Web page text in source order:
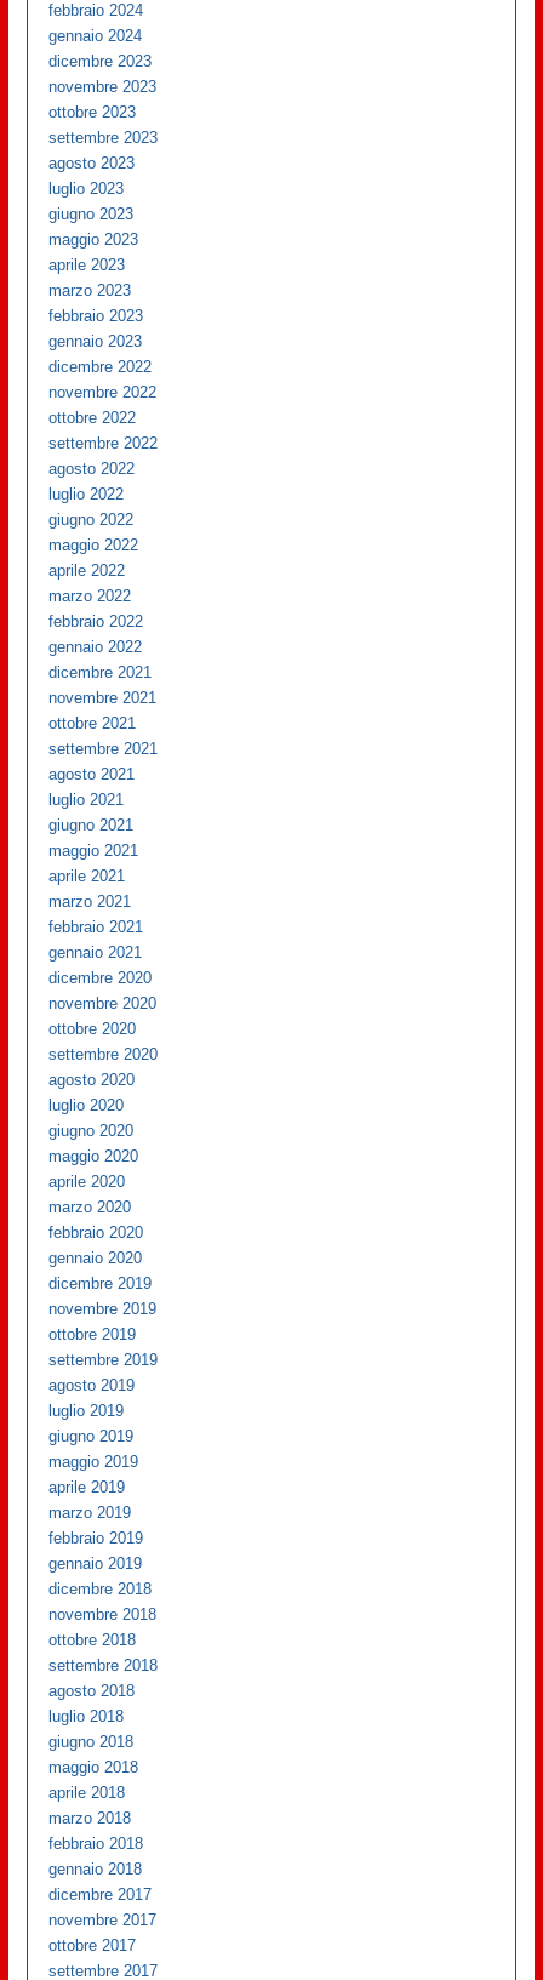
febbraio 2024
gennaio 2024
dicembre 2023
novembre 2023
ottobre 2023
settembre 2023
agosto 2023
luglio 2023
giugno 2023
maggio 2023
aprile 2023
marzo 2023
febbraio 2023
gennaio 2023
dicembre 2022
novembre 2022
ottobre 2022
settembre 2022
agosto 2022
luglio 2022
giugno 2022
maggio 2022
aprile 2022
marzo 2022
febbraio 2022
gennaio 2022
dicembre 2021
novembre 2021
ottobre 2021
settembre 2021
agosto 2021
luglio 2021
giugno 2021
maggio 2021
aprile 2021
marzo 2021
febbraio 2021
gennaio 2021
dicembre 2020
novembre 2020
ottobre 2020
settembre 2020
agosto 2020
luglio 2020
giugno 2020
maggio 2020
aprile 2020
marzo 2020
febbraio 2020
gennaio 2020
dicembre 2019
novembre 2019
ottobre 2019
settembre 2019
agosto 2019
luglio 2019
giugno 2019
maggio 2019
aprile 2019
marzo 2019
febbraio 2019
gennaio 2019
dicembre 2018
novembre 2018
ottobre 2018
settembre 2018
agosto 2018
luglio 2018
giugno 2018
maggio 2018
aprile 2018
marzo 2018
febbraio 2018
gennaio 2018
dicembre 2017
novembre 2017
ottobre 2017
settembre 2017